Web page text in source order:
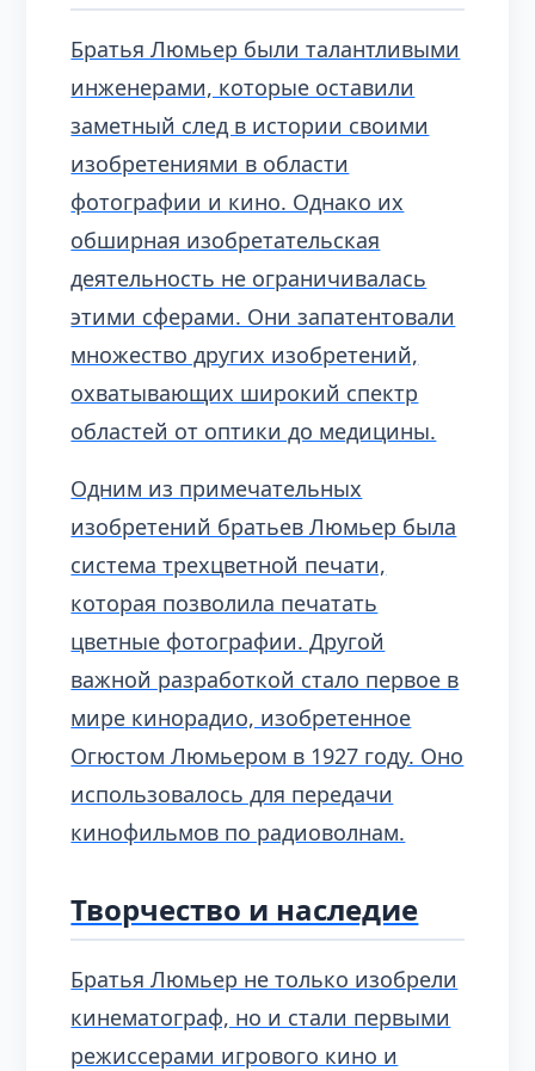
Братья Люмьер были талантливыми
инженерами, которые оставили
заметный след в истории своими
изобретениями в области
фотографии и кино. Однако их
обширная изобретательская
деятельность не ограничивалась
этими сферами. Они запатентовали
множество других изобретений,
охватывающих широкий спектр
областей от оптики до медицины.
Одним из примечательных
изобретений братьев Люмьер была
система трехцветной печати,
которая позволила печатать
цветные фотографии. Другой
важной разработкой стало первое в
мире кинорадио, изобретенное
Огюстом Люмьером в 1927 году. Оно
использовалось для передачи
кинофильмов по радиоволнам.
Творчество и наследие
Братья Люмьер не только изобрели
кинематограф, но и стали первыми
режиссерами игрового кино и